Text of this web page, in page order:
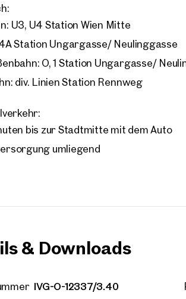
U3, U4 Station Wien Mitte
Station Ungargasse/ Neulinggasse
O, 1 Station Ungargasse/
div. Linien Station Rennweg
bis zur Stadtmitte mit dem Auto
umliegend
& Downloads
IVG-O-12337/3.40
Ihre
Bitte